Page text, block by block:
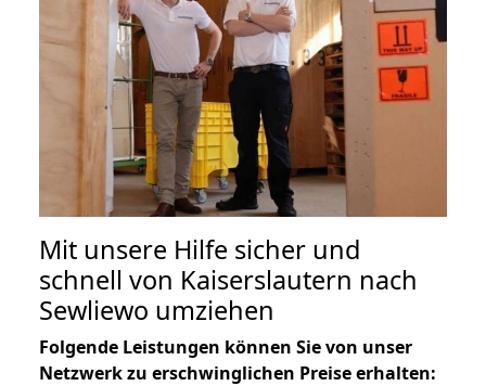
Mit unsere Hilfe sicher und
schnell von Kaiserslautern nach
Sewliewo umziehen
Folgende Leistungen können Sie von unser
Netzwerk zu erschwinglichen Preise erhalten: